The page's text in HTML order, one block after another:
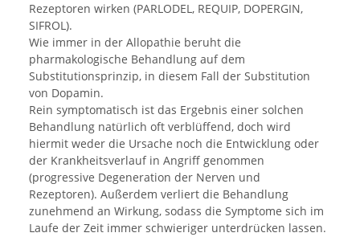
Rezeptoren wirken (PARLODEL, REQUIP, DOPERGIN,
SIFROL).
Wie immer in der Allopathie beruht die
pharmakologische Behandlung auf dem
Substitutionsprinzip, in diesem Fall der Substitution
von Dopamin.
Rein symptomatisch ist das Ergebnis einer solchen
Behandlung natürlich oft verblüffend, doch wird
hiermit weder die Ursache noch die Entwicklung oder
der Krankheitsverlauf in Angriff genommen
(progressive Degeneration der Nerven und
Rezeptoren). Außerdem verliert die Behandlung
zunehmend an Wirkung, sodass die Symptome sich im
Laufe der Zeit immer schwieriger unterdrücken lassen.